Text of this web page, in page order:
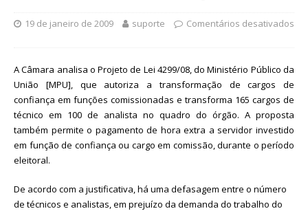
19 de janeiro de 2009 suporte Comentários desativados
A Câmara analisa o Projeto de Lei 4299/08, do Ministério Público da
União [MPU], que autoriza a transformação de cargos de
confiança em funções comissionadas e transforma 165 cargos de
técnico em 100 de analista no quadro do órgão. A proposta
também permite o pagamento de hora extra a servidor investido
em função de confiança ou cargo em comissão, durante o período
eleitoral.
De acordo com a justificativa, há uma defasagem entre o número
de técnicos e analistas, em prejuízo da demanda do trabalho do